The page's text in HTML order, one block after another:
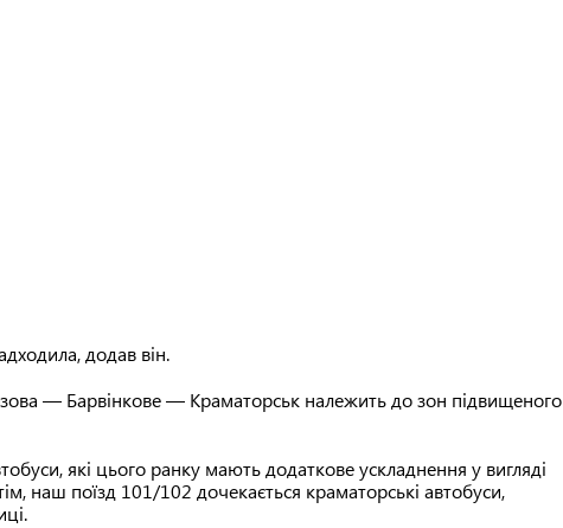
додав він.
— Барвінкове — Краматорськ належить до зон підвищеного
які цього ранку мають додаткове ускладнення у вигляді
наш поїзд 101/102 дочекається краматорські автобуси,